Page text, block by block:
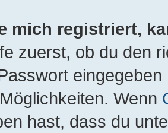
mich registriert,
zuerst, ob du den
Wenn
hast, dass du